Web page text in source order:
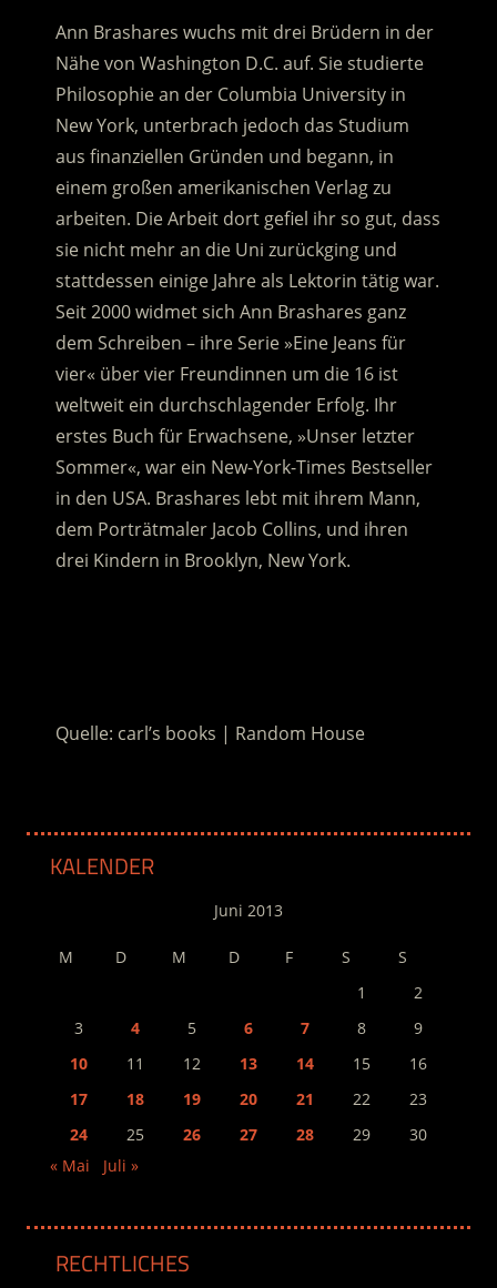
Ann Brashares wuchs mit drei Brüdern in der
Nähe von Washington D.C. auf. Sie studierte
Philosophie an der Columbia University in
New York, unterbrach jedoch das Studium
aus finanziellen Gründen und begann, in
einem großen amerikanischen Verlag zu
arbeiten. Die Arbeit dort gefiel ihr so gut, dass
sie nicht mehr an die Uni zurückging und
stattdessen einige Jahre als Lektorin tätig war.
Seit 2000 widmet sich Ann Brashares ganz
dem Schreiben – ihre Serie »Eine Jeans für
vier« über vier Freundinnen um die 16 ist
weltweit ein durchschlagender Erfolg. Ihr
erstes Buch für Erwachsene, »Unser letzter
Sommer«, war ein New-York-Times Bestseller
in den USA. Brashares lebt mit ihrem Mann,
dem Porträtmaler Jacob Collins, und ihren
drei Kindern in Brooklyn, New York.
Quelle: carl’s books | Random House
KALENDER
Juni 2013
M D M D F S
S
1
2
3
4 5 6 7 8
9
10
11 12 13 14 15
16
17
18 19 20 21 22
23
24
25 26 27 28 29
30
« Mai
Juli »
RECHTLICHES